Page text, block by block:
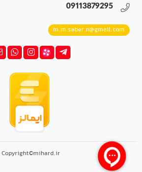
09113879295
m.m.saber.n@gmail.com
Copyright©mihard.ir